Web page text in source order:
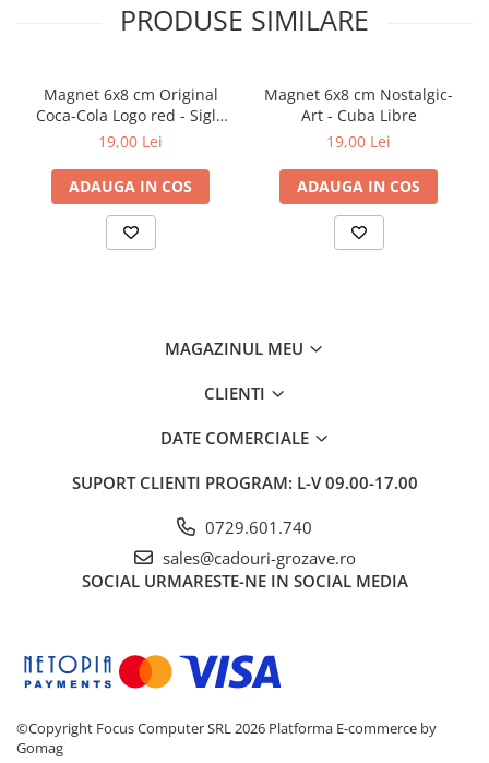
PRODUSE SIMILARE
Magnet 6x8 cm Original
Coca-Cola Logo red - Sigla
Rosie
19,00 Lei
ADAUGA IN COS
Magnet 6x8 cm Nostalgic-
Art - Cuba Libre
19,00 Lei
ADAUGA IN COS
MAGAZINUL MEU
CLIENTI
DATE COMERCIALE
SUPORT CLIENTI PROGRAM: L-V 09.00-17.00
0729.601.740
sales@cadouri-grozave.ro
SOCIAL URMARESTE-NE IN SOCIAL MEDIA
©Copyright Focus Computer SRL 2026 Platforma E-commerce by
Gomag